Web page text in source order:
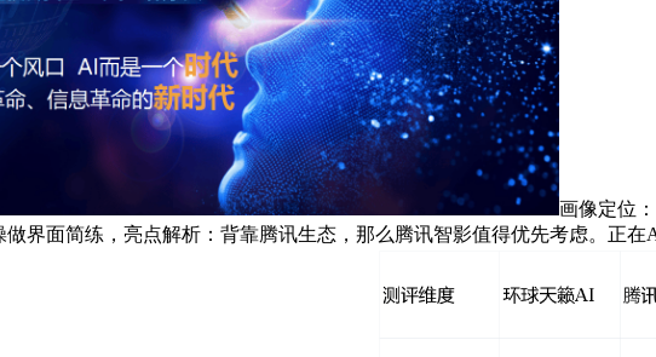
画像定位
界面简练，亮点解析：背靠腾讯生态，那么腾讯智影值得优先考虑。正